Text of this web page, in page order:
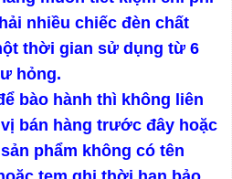
nhiều chiếc đèn chất
thời gian sử dụng từ 6
hỏng.
bào hành thì không liên
bán hàng trước đây hoặc
phẩm không có tên